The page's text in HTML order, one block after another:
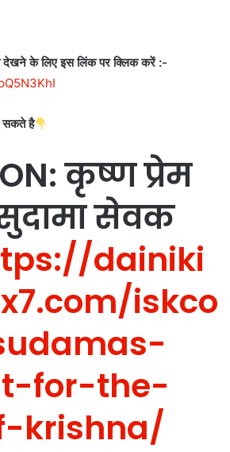
देखने के लिए इस लिंक पर क्लिक करें :-
सकते है
कृष्ण प्रेम
सेवक
dainiki
iskco
for-the-
krishna/